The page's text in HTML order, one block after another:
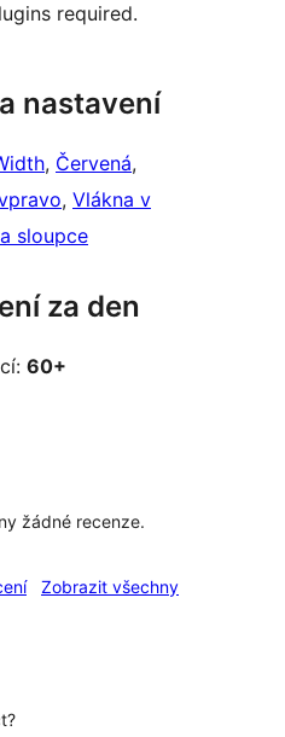
required.
nastavení
, Červená
, Vlákna v
sloupce
za den
60+
žádné recenze.
Zobrazit všechnyrecenze